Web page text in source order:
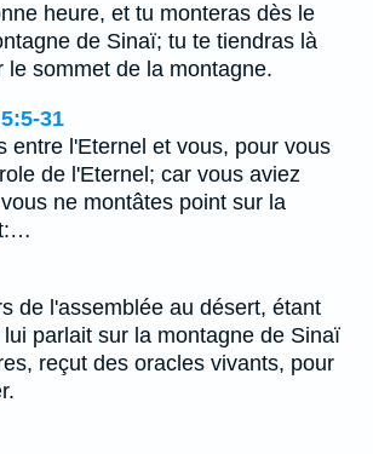
heure, et tu monteras dès le
de Sinaï; tu te tiendras là
le sommet de la montagne.
31
entre l'Eternel et vous, pour vous
de l'Eternel; car vous aviez
ne montâtes point sur la
de l'assemblée au désert, étant
parlait sur la montagne de Sinaï
reçut des oracles vivants, pour